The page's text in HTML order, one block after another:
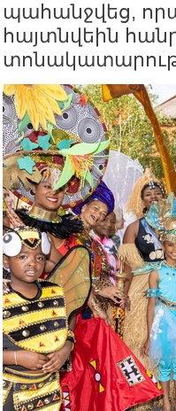
պահանջվեց,
հայտնվեին